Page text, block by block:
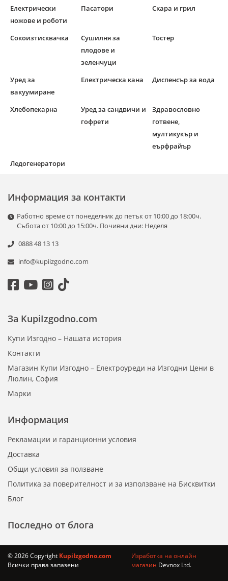
Електрически
ножове и роботи
Пасатори Скара и грил
Сокоизтисквачка
Сушилня за
плодове и
зеленчуци
Тостер
Уред за
вакуумиране
Електрическа кана Диспенсър за вода
Хлебопекарна
Уред за сандвичи и
гофрети
Здравословно
готвене,
мултикукър и
еърфрайър
Ледогенератори
Информация за контакти
Работно време от понеделник до петък от 10:00 до 18:00ч.
Събота от 10:00 до 15:00ч. Почивни дни: Неделя
0888 48 13 13
info@kupiizgodno.com
Информация
Рекламации и гаранционни условия
Доставка
Общи условия за ползване
Политика за поверителност и за използване на Бисквитки
Блог
За KupiIzgodno.com
Купи Изгодно – Нашата история
Контакти
Магазин Купи Изгодно – Електроуреди на Изгодни Цени в
Люлин, София
Марки
Последно от блога
© 2026 Copyright KupiIzgodno.com
Всички права запазени
Изработка на онлайн
магазин Devnox Ltd.